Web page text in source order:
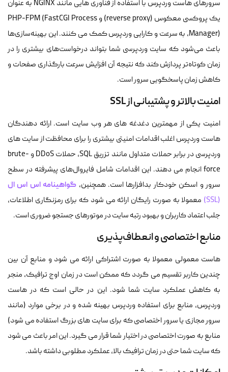
سرورهای هاست وردپرس با استفاده از فناوری هایی مانند NGINX به عنوان
یک پروکسی معکوس (reverse proxy) و PHP-FPM (FastCGI Process
Manager)، به سرعت و کارایی وردپرس کمک می کنند. این بهینه‌سازی‌ها
باعث می‌شود که سایت وردپرسی شما بتواند درخواست‌های بیشتری را در
زمان کوتاه‌تر پردازش کند که نتیجه آن افزایش سرعت بارگذاری صفحات و
کاهش زمان پاسخگویی سرور است.
امنیت بالاتر و پشتیبانی از SSL
امنیت یکی از مهمترین دغدغه های هر وب سایت است. ارائه دهندگان
هاست وردپرس اغلب اقدامات امنیتی بیشتری را برای محافظت از سایت های
وردپرسی در برابر حملات متداول مانند تزریق SQL، حملات DDoS و brute-
force انجام می دهند. این اقدامات شامل فایروال‌های پیشرفته در سطح
سرور و اسکن خودکار بدافزارها است. همچنین، گواهینامه اس اس ال
(SSL)
معمولا به صورت رایگان ارائه می شود که برای رمزنگاری اطلاعات،
جلب اعتماد کاربران و بهبود رتبه سایت در موتورهای جستجو ضروری است.
منابع اختصاصی و انعطاف‌پذیری
هاست معمولی معمولا به صورت اشتراکی ارائه می شود و منابع آن بین
چندین کاربر تقسیم می گردد که ممکن است در زمان اوج ترافیک، منجر
به کاهش عملکرد سایت شما شود. این در حالی است که در هاست
وردپرس، منابع برای استفاده وردپرس بهینه شده و در برخی موارد (مانند
سرور مجازی یا سرور اختصاصی که برای سایت های بزرگ استفاده می شود)
منابع به صورت اختصاصی در اختیار شما قرار می گیرد. این امر باعث می شود
که سایت شما حتی در زمان ترافیک بالا، عملکرد مطلوبی داشته باشد.